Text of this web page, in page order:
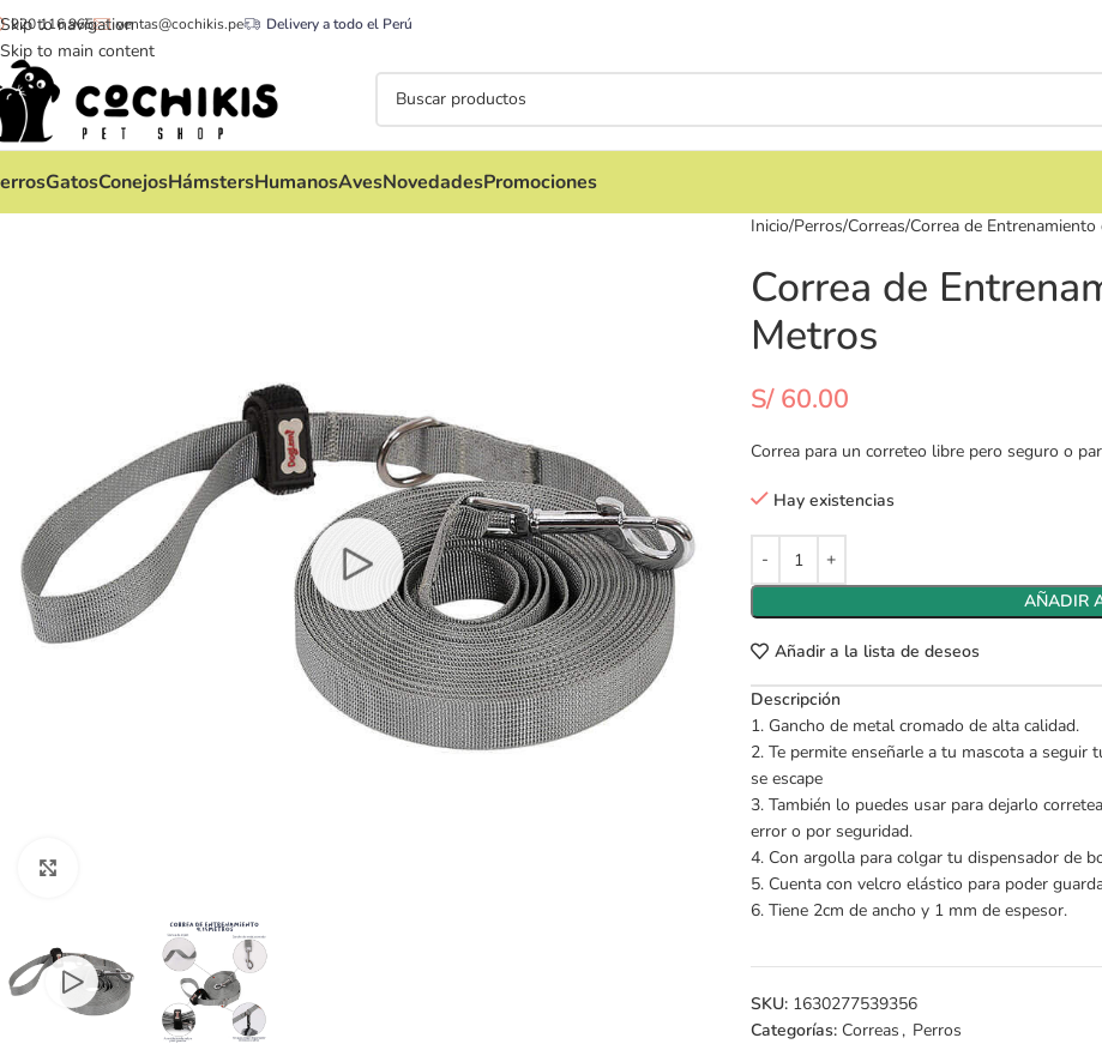
Skip to navigation
Skip to main content
920 116 965 ventas@cochikis.pe Delivery a todo el Perú
GatosConejosHámstersHumanosAvesNovedadesPromociones
Inicio Perros Correas Correa de
Correa de
Metros
S/60.00
Correa para un correteo libre pero seguro o
Hay existencias
AÑADIR
Añadir a la lista de deseos
Descripción
1. Gancho de metal cromado de alta calidad.
2. Te permite enseñarle a tu mascota a
se escape
3. También lo puedes usar para dejarlo
error o por seguridad.
4. Con argolla para colgar tu dispensador de
5. Cuenta con velcro elástico para poder
6. Tiene 2cm de ancho y 1 mm de espesor.
SKU: 1630277539356
Categorías: Correas , Perros